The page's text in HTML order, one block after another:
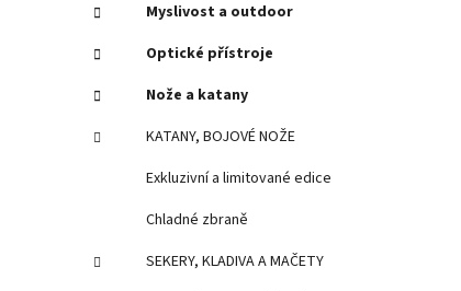
n
í
p
a
n
e
Myslivost a outdoor
Optické přístroje
Nože a katany
KATANY, BOJOVÉ NOŽE
Exkluzivní a limitované edice
Chladné zbraně
SEKERY, KLADIVA A MAČETY